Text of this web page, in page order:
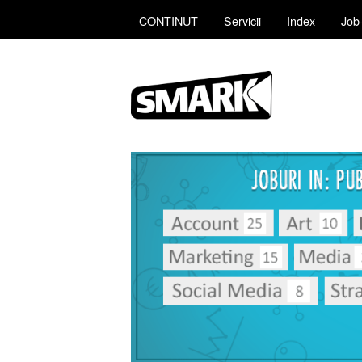
CONTINUT Servicii Index